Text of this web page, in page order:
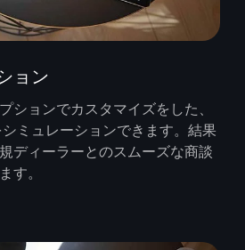
ョン
ションでカスタマイズをした、
ミュレーションできます。結果
ディーラーとのスムーズな商談
す。